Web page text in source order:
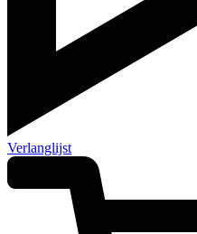
Verlanglijst